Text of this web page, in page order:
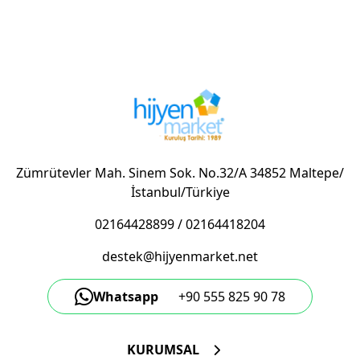
Zümrütevler Mah. Sinem Sok. No.32/A 34852 Maltepe/
İstanbul/Türkiye
02164428899/02164418204
destek@hijyenmarket.net
Whatsapp +90 555 825 90 78
KURUMSAL